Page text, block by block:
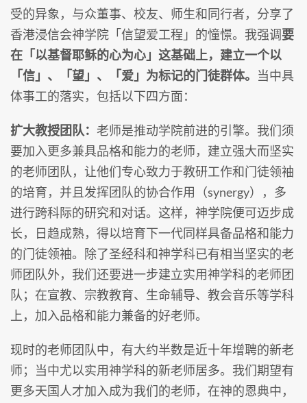
受的异象，与众董事、校友、师生和同行者，分享了
香港浸信会神学院「信望爱工程」的憧憬。我强调要
在「以基督耶稣的心为心」这基础上，建立一个以
「信」、「望」、「爱」为标记的门徒群体。 当中具
体事工的落实，包括以下四方面：
扩大教授团队： 老师是推动学院前进的引擎。我们须
要加入更多兼具品格和能力的老师，建立强大而坚实
的老师团队，让他们专心致力于教研工作和门徒领袖
的培育，并且发挥团队的协合作用（synergy），多
进行跨科际的研究和对话。这样，神学院便可迈步成
长，日趋成熟，得以培育下一代同样具备品格和能力
的门徒领袖。除了圣经科和神学科已有相当坚实的老
师团队外，我们还要进一步建立实用神学科的老师团
队；在宣教、宗教教育、生命辅导、教会音乐等学科
上，加入品格和能力兼备的好老师。
现时的老师团队中，有大约半数是近十年增聘的新老
师；当中尤以实用神学科的新老师居多。我们期望有
更多天国人才加入成为我们的老师，在神的恩典中，